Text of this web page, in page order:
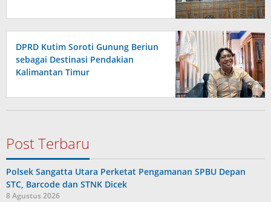
DPRD Kutim Soroti Gunung Beriun
sebagai Destinasi Pendakian
Kalimantan Timur
Post Terbaru
Polsek Sangatta Utara Perketat Pengamanan SPBU Depan
STC, Barcode dan STNK Dicek
8 Agustus 2026